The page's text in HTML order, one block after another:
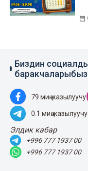
Биздин
79 миң жазылуучу
0.1 миң жазылуучу
Элдик кабар
+996 777 1937 00
+996 777 1937 00